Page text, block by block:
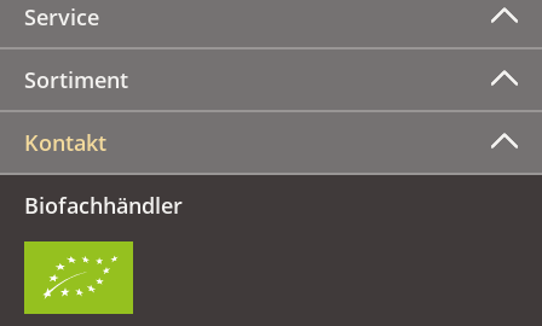
Service
Sortiment
Kontakt
Biofachhändler